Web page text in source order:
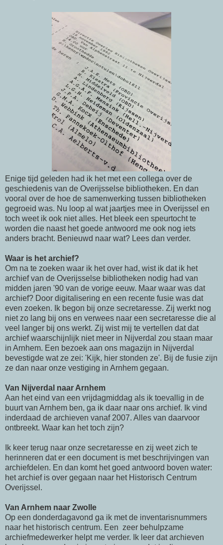
Enige tijd geleden had ik het met een collega over de
geschiedenis van de Overijsselse bibliotheken. En dan
vooral over de hoe de samenwerking tussen bibliotheken
gegroeid was. Nu loop al wat jaartjes mee in Overijssel en
toch weet ik ook niet alles. Het bleek een speurtocht te
worden die naast het goede antwoord me ook nog iets
anders bracht. Benieuwd naar wat? Lees dan verder.
Waar is het archief?
Om na te zoeken waar ik het over had, wist ik dat ik het
archief van de Overijsselse bibliotheken nodig had van
midden jaren '90 van de vorige eeuw. Maar waar was dat
archief? Door digitalisering en een recente fusie was dat
even zoeken. Ik begon bij onze secretaresse. Zij werkt nog
niet zo lang bij ons en verwees naar een secretaresse die al
veel langer bij ons werkt. Zij wist mij te vertellen dat dat
archief waarschijnlijk niet meer in Nijverdal zou staan maar
in Arnhem. Een bezoek aan ons magazijn in Nijverdal
bevestigde wat ze zei: 'Kijk, hier stonden ze'. Bij de fusie zijn
ze dan naar onze vestiging in Arnhem gegaan.
Van Nijverdal naar Arnhem
Aan het eind van een vrijdagmiddag als ik toevallig in de
buurt van Arnhem ben, ga ik daar naar ons archief. Ik vind
inderdaad de archieven vanaf 2007. Alles van daarvoor
ontbreekt. Waar kan het toch zijn?
Ik keer terug naar onze secretaresse en zij weet zich te
herinneren dat er een document is met beschrijvingen van
archiefdelen. En dan komt het goed antwoord boven water:
het archief is over gegaan naar het Historisch Centrum
Overijssel.
Van Arnhem naar Zwolle
Op een donderdagavond ga ik met de inventarisnummers
naar het historisch centrum. Een zeer behulpzame
archiefmedewerker helpt me verder. Ik leer dat archieven